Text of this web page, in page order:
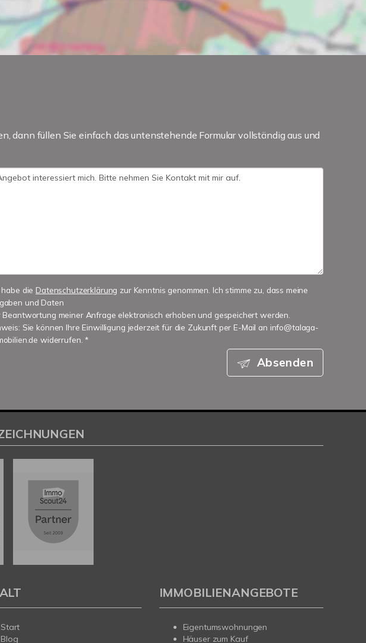
dann füllen Sie einfach das untenstehende Formular vollständig aus und
habe die Datenschutzerklärung zur Kenntnis genommen. Ich stimme zu, dass meine
und Daten
Beantwortung meiner Anfrage elektronisch erhoben und gespeichert werden.
Sie können Ihre Einwilligung jederzeit für die Zukunft per E-Mail an info@talaga-
widerrufen. *
Absenden
Start
Blog
IMMOBILIENANGEBOTE
Eigentumswohnungen
Häuser zum Kauf